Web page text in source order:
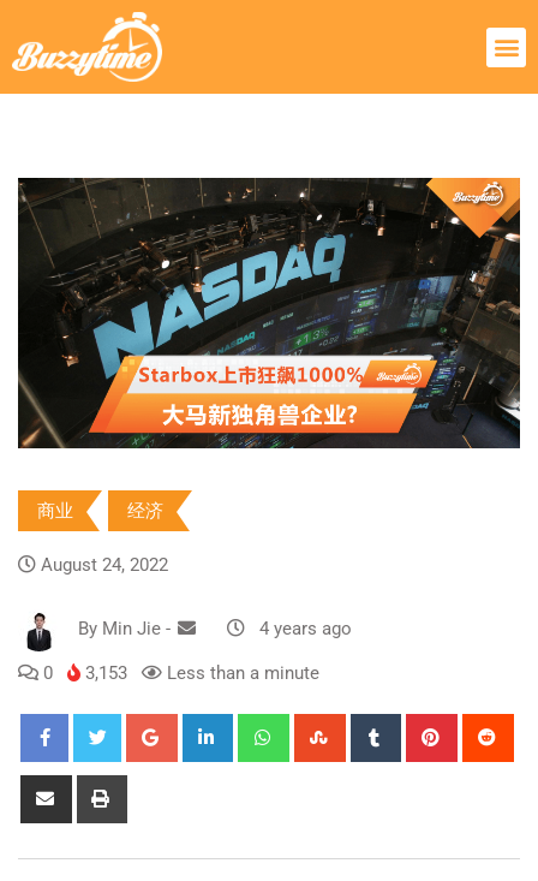
商业 经济
August 24, 2022
By Min Jie - 4 years ago
0 3,153 Less than a minute